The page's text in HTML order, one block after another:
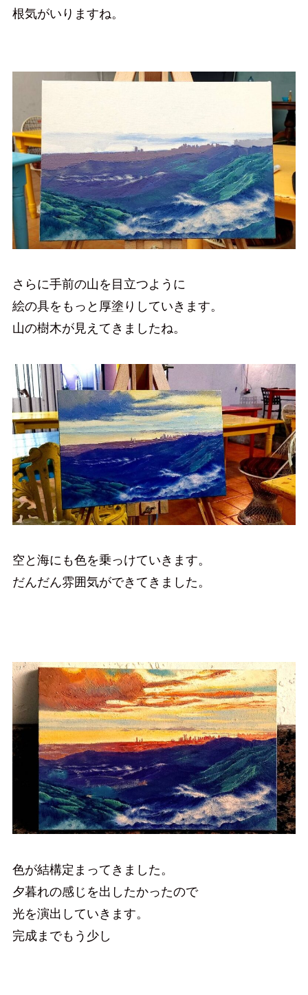
根気がいりますね。
さらに手前の山を目立つように
絵の具をもっと厚塗りしていきます。
山の樹木が見えてきましたね。
空と海にも色を乗っけていきます。
だんだん雰囲気ができてきました。
色が結構定まってきました。
夕暮れの感じを出したかったので
光を演出していきます。
完成までもう少し